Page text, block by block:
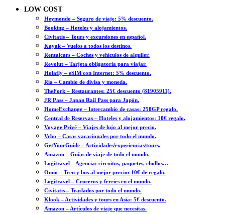
LOW COST
Heymondo – Seguro de viaje: 5% descuento.
Booking – Hoteles y alojamientos.
Civitatis – Tours y excursiones en español.
Kayak – Vuelos a todos los destinos.
Rentalcars – Coches y vehículos de alquiler.
Revolut – Tarjeta obligatoria para viajar.
Holafly – eSIM con Internet: 5% descuento.
Ria – Cambio de divisa y moneda.
TheFork – Restaurantes: 25€ descuento (81905911).
JR Pass – Japan Rail Pass para Japón.
HomeExchange – Intercambio de casas: 250GP regalo.
Central de Reservas – Hoteles y alojamientos: 10€ regalo.
Voyage Privé – Viajes de lujo al mejor precio.
Vrbo – Casas vacacionales por todo el mundo.
GetYourGuide – Actividades/experiencias/tours.
Amazon – Guías de viaje de todo el mundo.
Logitravel – Agencia: circuitos, paquetes, chollos…
Omio – Tren y bus al mejor precio: 10€ de regalo.
Logitravel – Cruceros y ferries en el mundo.
Civitatis – Traslados por todo el mundo.
Klook – Actividades y tours en Asia: 5€ descuento.
Amazon – Artículos de viaje que necesitas.